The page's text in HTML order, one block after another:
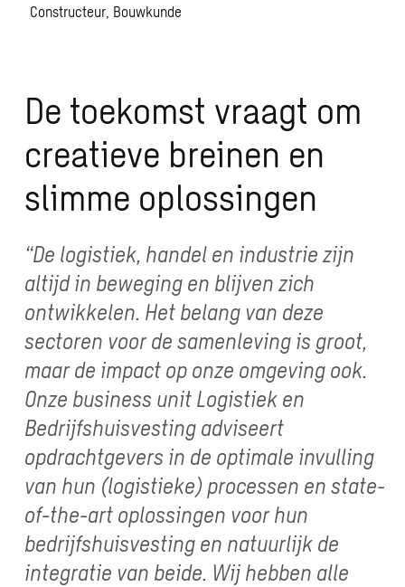
Constructeur, Bouwkunde
De toekomst vraagt om
creatieve breinen en
slimme oplossingen
“De logistiek, handel en industrie zijn
altijd in beweging en blijven zich
ontwikkelen. Het belang van deze
sectoren voor de samenleving is groot,
maar de impact op onze omgeving ook.
Onze business unit Logistiek en
Bedrijfshuisvesting adviseert
opdrachtgevers in de optimale invulling
van hun (logistieke) processen en state-
of-the-art oplossingen voor hun
bedrijfshuisvesting en natuurlijk de
integratie van beide. Wij hebben alle